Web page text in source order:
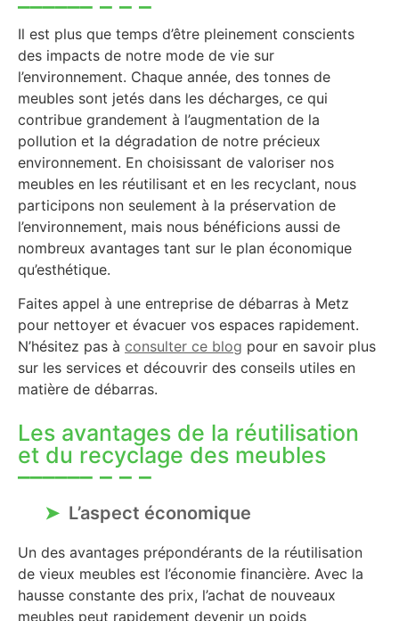
Il est plus que temps d’être pleinement conscients
des impacts de notre mode de vie sur
l’environnement. Chaque année, des tonnes de
meubles sont jetés dans les décharges, ce qui
contribue grandement à l’augmentation de la
pollution et la dégradation de notre précieux
environnement. En choisissant de valoriser nos
meubles en les réutilisant et en les recyclant, nous
participons non seulement à la préservation de
l’environnement, mais nous bénéficions aussi de
nombreux avantages tant sur le plan économique
qu’esthétique.
Faites appel à une entreprise de débarras à Metz
pour nettoyer et évacuer vos espaces rapidement.
N’hésitez pas à consulter ce blog pour en savoir plus
sur les services et découvrir des conseils utiles en
matière de débarras.
Les avantages de la réutilisation
et du recyclage des meubles
L’aspect économique
Un des avantages prépondérants de la réutilisation
de vieux meubles est l’économie financière. Avec la
hausse constante des prix, l’achat de nouveaux
meubles peut rapidement devenir un poids